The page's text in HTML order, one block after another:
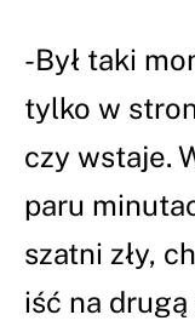
-Był taki
tylko w
czy wstaje.
paru
szatni zły,
iść na